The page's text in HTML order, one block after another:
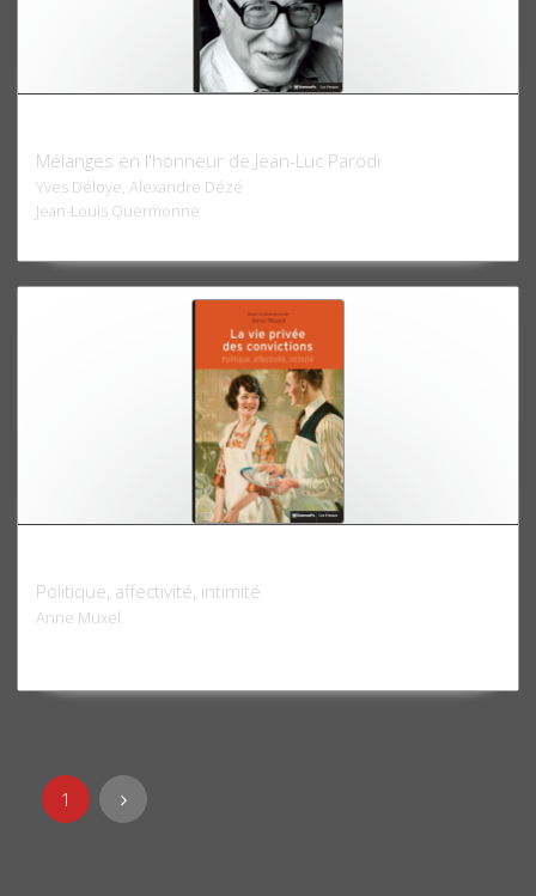
Mélanges en l'honneur de Jean-Luc Parodi
Yves Déloye, Alexandre Dézé
Jean-Louis Quermonne
Politique, affectivité, intimité
Anne Muxel
1